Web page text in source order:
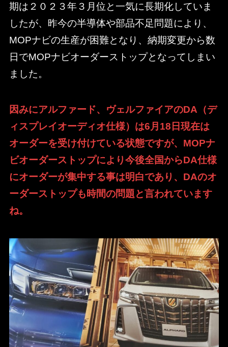
期は２０２３年３月位と一気に長期化していま
したが、昨今の半導体や部品不足問題により、
MOPナビの生産が困難となり、納期変更から数
日でMOPナビオーダーストップとなってしまい
ました。
因みにアルファード、ヴェルファイアのDA（デ
ィスプレイオーディオ仕様）は6月18日現在は
オーダーを受け付けている状態ですが、MOPナ
ビオーダーストップにより今後全国からDA仕様
にオーダーが集中する事は明白であり、DAのオ
ーダーストップも時間の問題と言われています
ね。